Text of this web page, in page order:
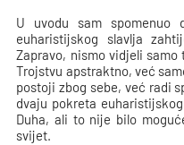
U uvodu sam
euharistijskog slavlja
Zapravo, nismo vidjeli
Trojstvu apstraktno, već
postoji zbog sebe, već radi
dvaju pokreta
Duha, ali to nije bilo
svijet.